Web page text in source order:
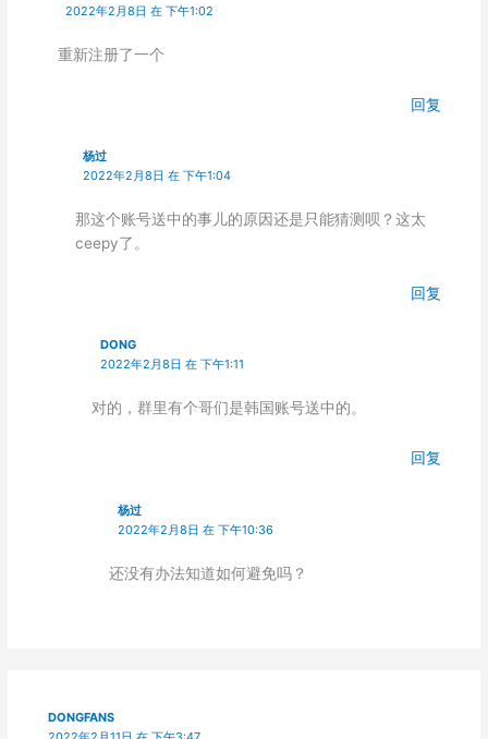
2022年2月8日 在 下午1:02
重新注册了一个
回复
杨过
2022年2月8日 在 下午1:04
那这个账号送中的事儿的原因还是只能猜测呗？这太
ceepy了。
回复
DONG
2022年2月8日 在 下午1:11
对的，群里有个哥们是韩国账号送中的。
回复
杨过
2022年2月8日 在 下午10:36
还没有办法知道如何避免吗？
DONGFANS